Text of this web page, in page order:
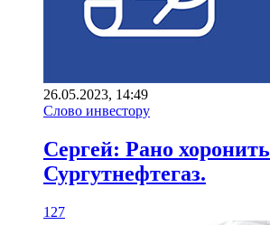
26.05.2023, 14:49
Слово инвестору
Сергей: Рано хоронить
Сургутнефтегаз.
127